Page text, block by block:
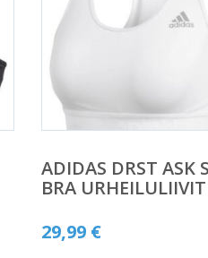
ADIDAS DRST ASK
BRA URHEILULIIVIT
29,99 €